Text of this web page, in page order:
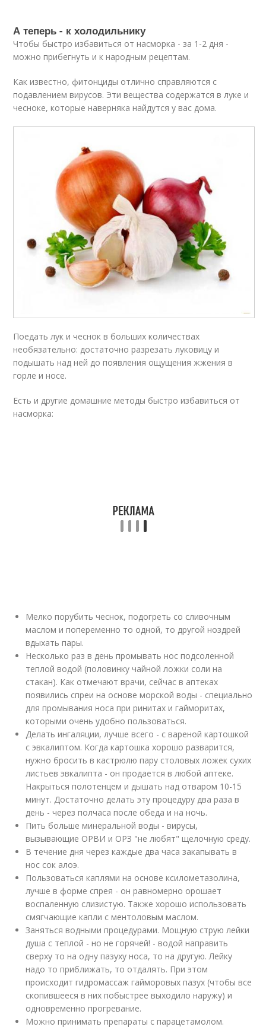
А теперь - к холодильнику
Чтобы быстро избавиться от насморка - за 1-2 дня -
можно прибегнуть и к народным рецептам.
Как известно, фитонциды отлично справляются с
подавлением вирусов. Эти вещества содержатся в луке и
чесноке, которые наверняка найдутся у вас дома.
Поедать лук и чеснок в больших количествах
необязательно: достаточно разрезать луковицу и
подышать над ней до появления ощущения жжения в
горле и носе.
Есть и другие домашние методы быстро избавиться от
насморка:
Мелко порубить чеснок, подогреть со сливочным
маслом и попеременно то одной, то другой ноздрей
вдыхать пары.
Несколько раз в день промывать нос подсоленной
теплой водой (половинку чайной ложки соли на
стакан). Как отмечают врачи, сейчас в аптеках
появились спреи на основе морской воды - специально
для промывания носа при ринитах и гайморитах,
которыми очень удобно пользоваться.
Делать ингаляции, лучше всего - с вареной картошкой
с эвкалиптом. Когда картошка хорошо разварится,
нужно бросить в кастрюлю пару столовых ложек сухих
листьев эвкалипта - он продается в любой аптеке.
Накрыться полотенцем и дышать над отваром 10-15
минут. Достаточно делать эту процедуру два раза в
день - через полчаса после обеда и на ночь.
Пить больше минеральной воды - вирусы,
вызывающие ОРВИ и ОРЗ "не любят" щелочную среду.
В течение дня через каждые два часа закапывать в
нос сок алоэ.
Пользоваться каплями на основе ксилометазолина,
лучше в форме спрея - он равномерно орошает
воспаленную слизистую. Также хорошо использовать
смягчающие капли с ментоловым маслом.
Заняться водными процедурами. Мощную струю лейки
душа с теплой - но не горячей! - водой направить
сверху то на одну пазуху носа, то на другую. Лейку
надо то приближать, то отдалять. При этом
происходит гидромассаж гайморовых пазух (чтобы все
скопившееся в них побыстрее выходило наружу) и
одновременно прогревание.
Можно принимать препараты с парацетамолом.